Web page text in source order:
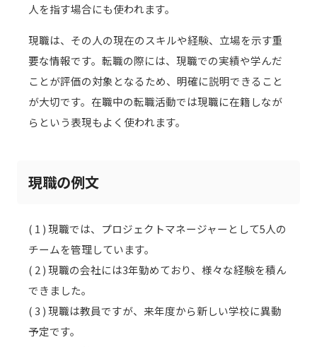
人を指す場合にも使われます。
現職は、その人の現在のスキルや経験、立場を示す重
要な情報です。転職の際には、現職での実績や学んだ
ことが評価の対象となるため、明確に説明できること
が大切です。在職中の転職活動では現職に在籍しなが
らという表現もよく使われます。
現職の例文
( 1 ) 現職では、プロジェクトマネージャーとして5人の
チームを管理しています。
( 2 ) 現職の会社には3年勤めており、様々な経験を積ん
できました。
( 3 ) 現職は教員ですが、来年度から新しい学校に異動
予定です。